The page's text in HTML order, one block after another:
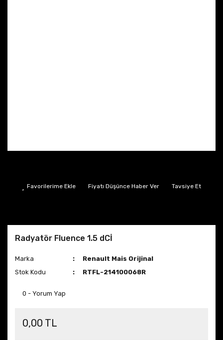
Fiyatı Düşünce Haber Ver Tavsiye Et
Radyatör Fluence 1.5 dCİ
Marka
Renault Mais Orijinal
Stok Kodu
RTFL-214100068R
0 - Yorum Yap
0,00 TL